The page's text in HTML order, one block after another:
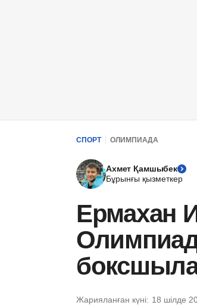
СПОРТ ОЛИМПИАДА
Ахмет Қамшыбек
Бұрынғы қызметкер
Ермахан
Жарияланған күні: 18 шілде